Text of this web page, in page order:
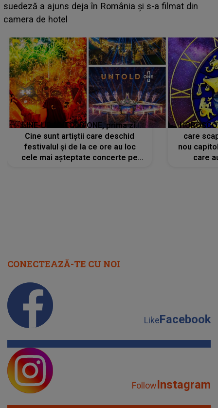
BĂIATUL VIZAT de Alexandra?! Aflându-se în fața
faptului împlinit, A RECUNOSCUT IMEDIAT: "Am
LINE-UP UNTOLD ONE, prima zi.
Cine sunt artiștii care deschid
festivalul și de la ce ore au loc
cele mai așteptate concerte pe
care
nou
care
CONECTEAZĂ-TE CU NOI
LikeFacebook
FollowInstagram